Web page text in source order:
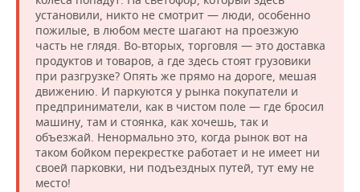
установили, никто не смотрит — люди, особенно
пожилые, в любом месте шагают на проезжую
часть не глядя. Во-вторых, торговля — это доставка
продуктов и товаров, а где здесь стоят грузовики
при разгрузке? Опять же прямо на дороге, мешая
движению. И паркуются у рынка покупатели и
предприниматели, как в чистом поле — где бросил
машину, там и стоянка, как хочешь, так и
объезжай. Ненормально это, когда рынок вот на
таком бойком перекрестке работает и не имеет ни
своей парковки, ни подъездных путей, тут ему не
место!